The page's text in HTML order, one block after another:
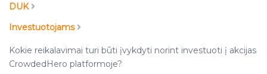
DUK
Investuotojams
Kokie reikalavimai turi būti įvykdyti norint investuoti į akcijas
CrowdedHero platformoje?